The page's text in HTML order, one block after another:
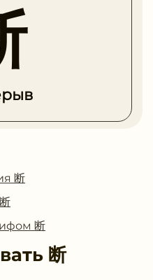
断
断
断